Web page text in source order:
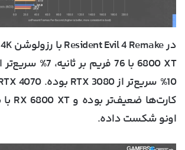
اونو شکست داده.